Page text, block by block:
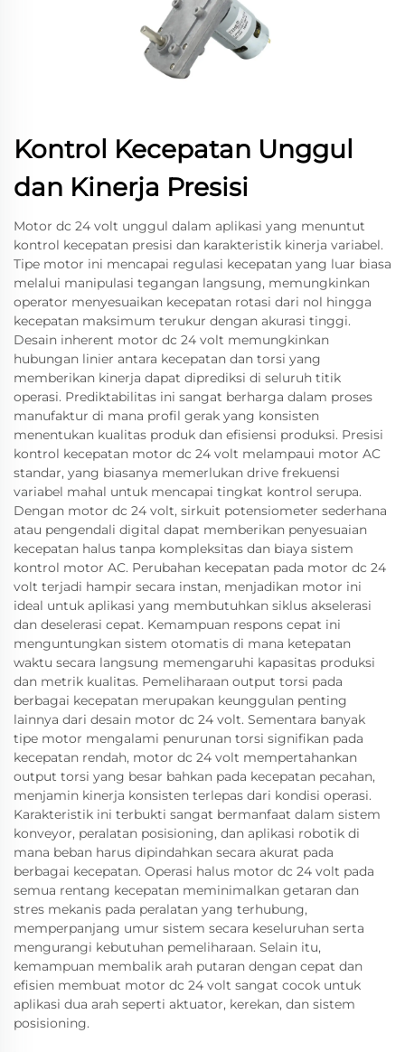
Kontrol Kecepatan Unggul
dan Kinerja Presisi
Motor dc 24 volt unggul dalam aplikasi yang menuntut
kontrol kecepatan presisi dan karakteristik kinerja variabel.
Tipe motor ini mencapai regulasi kecepatan yang luar biasa
melalui manipulasi tegangan langsung, memungkinkan
operator menyesuaikan kecepatan rotasi dari nol hingga
kecepatan maksimum terukur dengan akurasi tinggi.
Desain inherent motor dc 24 volt memungkinkan
hubungan linier antara kecepatan dan torsi yang
memberikan kinerja dapat diprediksi di seluruh titik
operasi. Prediktabilitas ini sangat berharga dalam proses
manufaktur di mana profil gerak yang konsisten
menentukan kualitas produk dan efisiensi produksi. Presisi
kontrol kecepatan motor dc 24 volt melampaui motor AC
standar, yang biasanya memerlukan drive frekuensi
variabel mahal untuk mencapai tingkat kontrol serupa.
Dengan motor dc 24 volt, sirkuit potensiometer sederhana
atau pengendali digital dapat memberikan penyesuaian
kecepatan halus tanpa kompleksitas dan biaya sistem
kontrol motor AC. Perubahan kecepatan pada motor dc 24
volt terjadi hampir secara instan, menjadikan motor ini
ideal untuk aplikasi yang membutuhkan siklus akselerasi
dan deselerasi cepat. Kemampuan respons cepat ini
menguntungkan sistem otomatis di mana ketepatan
waktu secara langsung memengaruhi kapasitas produksi
dan metrik kualitas. Pemeliharaan output torsi pada
berbagai kecepatan merupakan keunggulan penting
lainnya dari desain motor dc 24 volt. Sementara banyak
tipe motor mengalami penurunan torsi signifikan pada
kecepatan rendah, motor dc 24 volt mempertahankan
output torsi yang besar bahkan pada kecepatan pecahan,
menjamin kinerja konsisten terlepas dari kondisi operasi.
Karakteristik ini terbukti sangat bermanfaat dalam sistem
konveyor, peralatan posisioning, dan aplikasi robotik di
mana beban harus dipindahkan secara akurat pada
berbagai kecepatan. Operasi halus motor dc 24 volt pada
semua rentang kecepatan meminimalkan getaran dan
stres mekanis pada peralatan yang terhubung,
memperpanjang umur sistem secara keseluruhan serta
mengurangi kebutuhan pemeliharaan. Selain itu,
kemampuan membalik arah putaran dengan cepat dan
efisien membuat motor dc 24 volt sangat cocok untuk
aplikasi dua arah seperti aktuator, kerekan, dan sistem
posisioning.